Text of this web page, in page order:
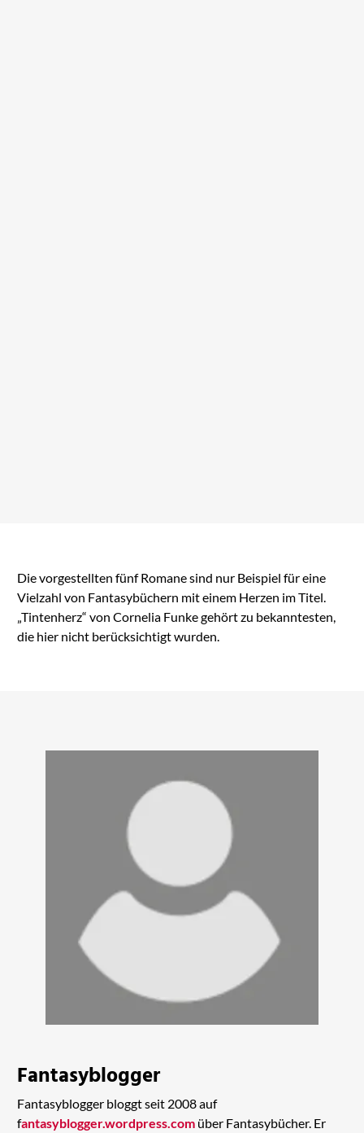
Die vorgestellten fünf Romane sind nur Beispiel für eine
Vielzahl von Fantasybüchern mit einem Herzen im Titel.
„Tintenherz“ von Cornelia Funke gehört zu bekanntesten,
die hier nicht berücksichtigt wurden.
Fantasyblogger
Fantasyblogger bloggt seit 2008 auf
fantasyblogger.wordpress.comüber Fantasybücher. Er